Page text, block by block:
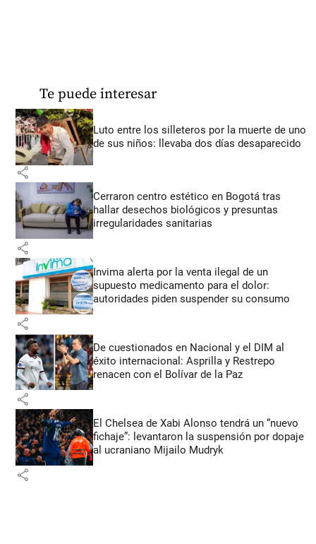
Te puede interesar
Luto entre los silleteros por la muerte de uno
de sus niños: llevaba dos días desaparecido
share
Cerraron centro estético en Bogotá tras
hallar desechos biológicos y presuntas
irregularidades sanitarias
share
Invima alerta por la venta ilegal de un
supuesto medicamento para el dolor:
autoridades piden suspender su consumo
share
De cuestionados en Nacional y el DIM al
éxito internacional: Asprilla y Restrepo
renacen con el Bolívar de la Paz
share
El Chelsea de Xabi Alonso tendrá un “nuevo
fichaje”: levantaron la suspensión por dopaje
al ucraniano Mijailo Mudryk
share